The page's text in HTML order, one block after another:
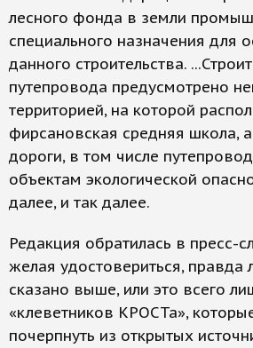
лесного фонда в земли
специального назначения для
данного строительства.
путепровода предусмотрено
территорией, на которой
фирсановская средняя школа,
дороги, в том числе
объектам экологической
далее, и так далее.
Редакция обратилась в пресс-
желая удостовериться, правда
сказано выше, или это всего
«клеветников КРОСТа»,
почерпнуть из открытых